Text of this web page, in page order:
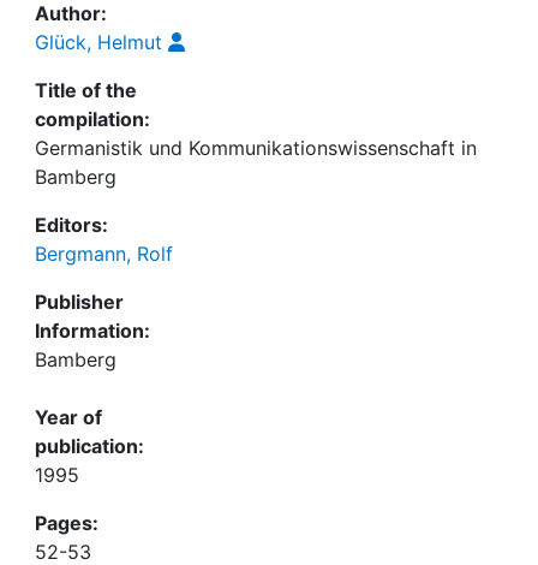
Author:
Glück, Helmut
Title of the
compilation:
Germanistik und Kommunikationswissenschaft in
Bamberg
Editors:
Bergmann, Rolf
Publisher
Information:
Bamberg
Year of
publication:
1995
Pages:
52-53